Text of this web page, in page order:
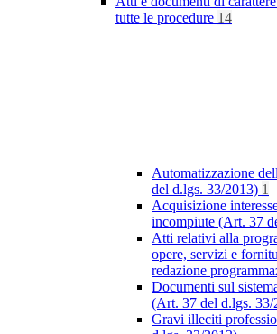
tutte le procedure 14
Automatizzazione
del d.lgs. 33/2013) 1
Acquisizione
incompiute (Art. 37
Atti relativi alla
opere, servizi e
redazione
Documenti sul
(Art. 37 del d.lgs. 33/
Gravi illeciti